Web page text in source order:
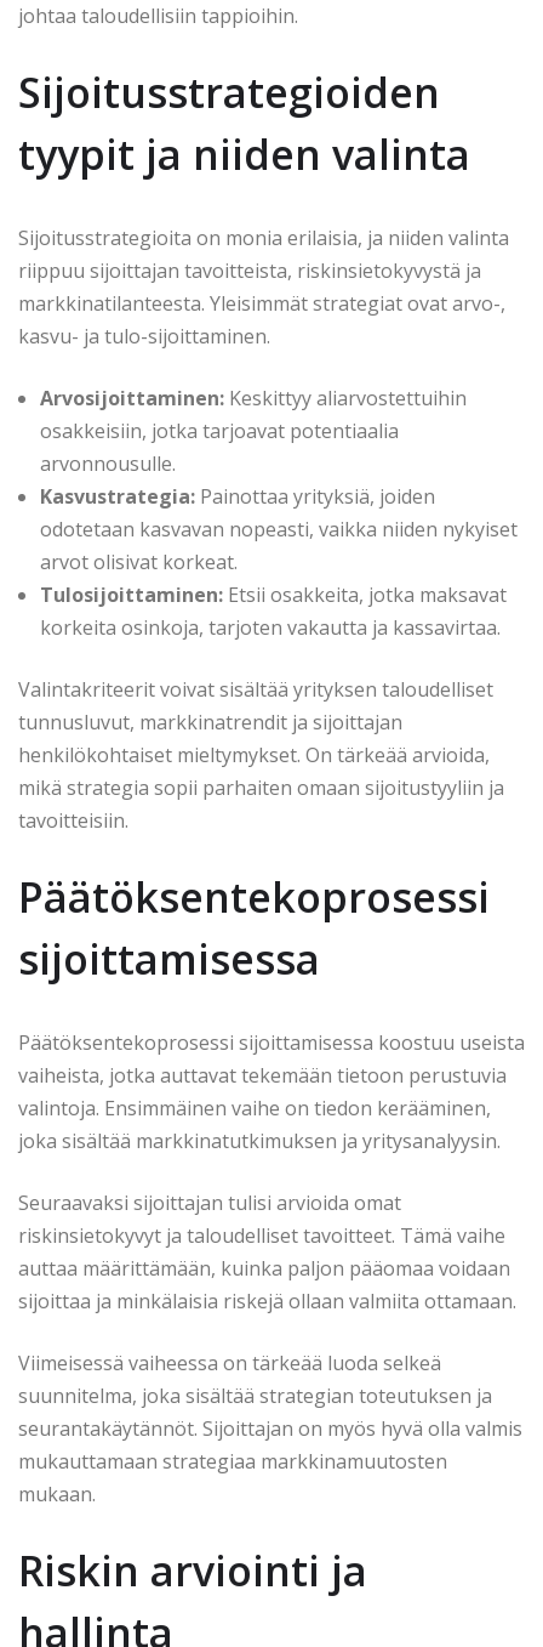
johtaa taloudellisiin tappioihin.
Sijoitusstrategioiden
tyypit ja niiden valinta
Sijoitusstrategioita on monia erilaisia, ja niiden valinta
riippuu sijoittajan tavoitteista, riskinsietokyvystä ja
markkinatilanteesta. Yleisimmät strategiat ovat arvo-,
kasvu- ja tulo-sijoittaminen.
Arvosijoittaminen: Keskittyy aliarvostettuihin
osakkeisiin, jotka tarjoavat potentiaalia
arvonnousulle.
Kasvustrategia: Painottaa yrityksiä, joiden
odotetaan kasvavan nopeasti, vaikka niiden nykyiset
arvot olisivat korkeat.
Tulosijoittaminen: Etsii osakkeita, jotka maksavat
korkeita osinkoja, tarjoten vakautta ja kassavirtaa.
Valintakriteerit voivat sisältää yrityksen taloudelliset
tunnusluvut, markkinatrendit ja sijoittajan
henkilökohtaiset mieltymykset. On tärkeää arvioida,
mikä strategia sopii parhaiten omaan sijoitustyyliin ja
tavoitteisiin.
Päätöksentekoprosessi
sijoittamisessa
Päätöksentekoprosessi sijoittamisessa koostuu useista
vaiheista, jotka auttavat tekemään tietoon perustuvia
valintoja. Ensimmäinen vaihe on tiedon kerääminen,
joka sisältää markkinatutkimuksen ja yritysanalyysin.
Seuraavaksi sijoittajan tulisi arvioida omat
riskinsietokyvyt ja taloudelliset tavoitteet. Tämä vaihe
auttaa määrittämään, kuinka paljon pääomaa voidaan
sijoittaa ja minkälaisia riskejä ollaan valmiita ottamaan.
Viimeisessä vaiheessa on tärkeää luoda selkeä
suunnitelma, joka sisältää strategian toteutuksen ja
seurantakäytännöt. Sijoittajan on myös hyvä olla valmis
mukauttamaan strategiaa markkinamuutosten
mukaan.
Riskin arviointi ja
hallinta